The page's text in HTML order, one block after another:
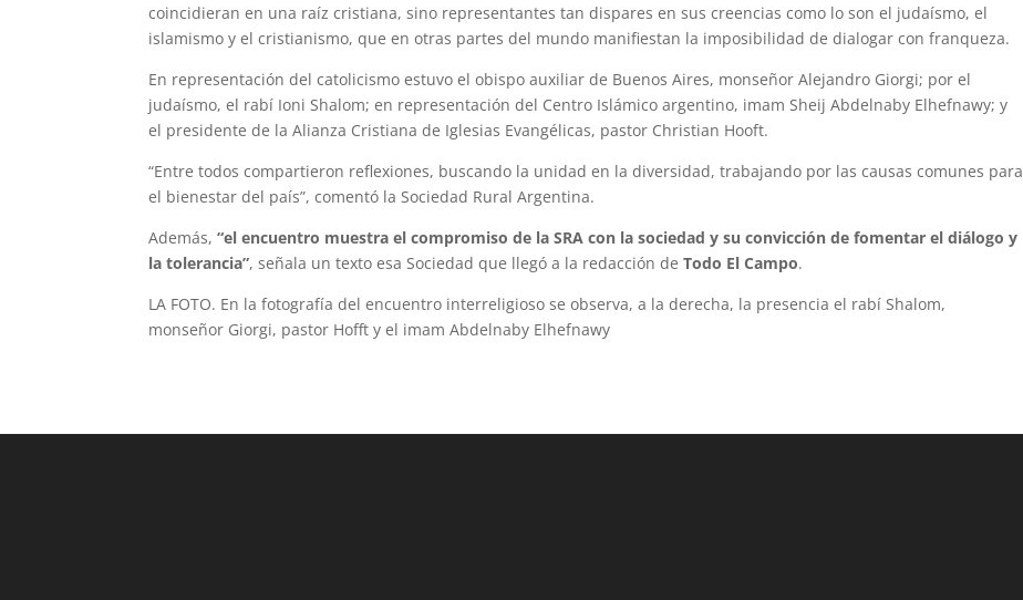
coincidieran en una raíz cristiana, sino representantes tan dispares en sus creencias como lo son el judaísmo, el
islamismo y el cristianismo, que en otras partes del mundo manifiestan la imposibilidad de dialogar con franqueza.
En representación del catolicismo estuvo el obispo auxiliar de Buenos Aires, monseñor Alejandro Giorgi; por el
judaísmo, el rabí Ioni Shalom; en representación del Centro Islámico argentino, imam Sheij Abdelnaby Elhefnawy; y
el presidente de la Alianza Cristiana de Iglesias Evangélicas, pastor Christian Hooft.
“Entre todos compartieron reflexiones, buscando la unidad en la diversidad, trabajando por las causas comunes para
el bienestar del país”, comentó la Sociedad Rural Argentina.
Además,“el encuentro muestra el compromiso de la SRA con la sociedad y su convicción de fomentar el diálogo y
la tolerancia”, señala un texto esa Sociedad que llegó a la redacción deTodo El Campo.
LA FOTO. En la fotografía del encuentro interreligioso se observa, a la derecha, la presencia el rabí Shalom,
monseñor Giorgi, pastor Hofft y el imam Abdelnaby Elhefnawy